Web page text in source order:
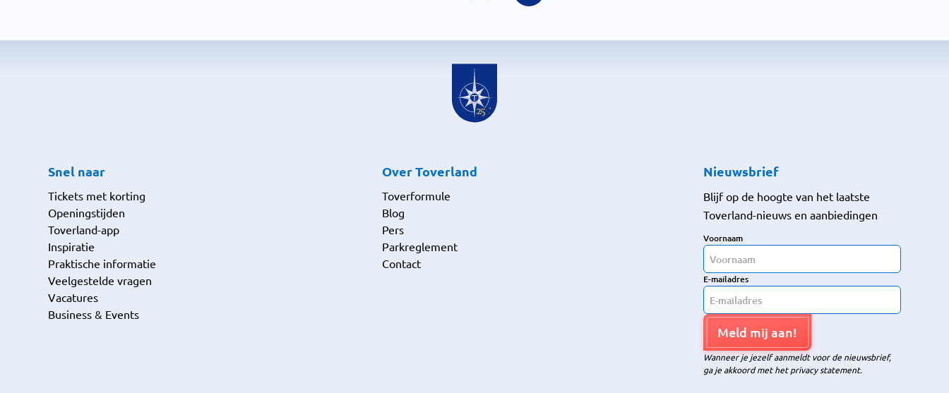
Snel naar
Tickets met korting
Openingstijden
Toverland-app
Inspiratie
Praktische informatie
Veelgestelde vragen
Vacatures
Business & Events
Over Toverland
Toverformule
Blog
Pers
Parkreglement
Contact
Nieuwsbrief
Blijf op de hoogte van het laatste
Toverland-nieuws en aanbiedingen
Voornaam
E-mailadres
Meld mij aan!
Wanneer je jezelf aanmeldt voor de nieuwsbrief,
ga je akkoord met het privacy statement.